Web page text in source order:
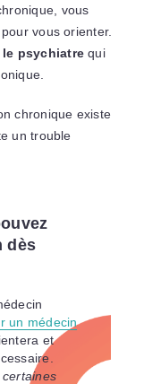
vous
vous orienter.
le psychiatre qui
chronique existe
un trouble
dès
un médecin
et
certaines